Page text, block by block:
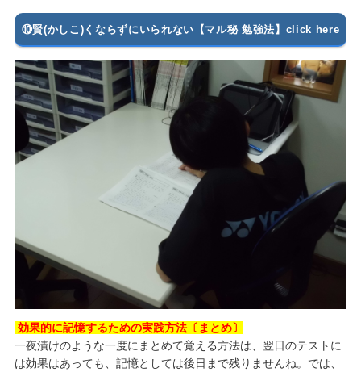
⑩賢(かしこ)くならずにいられない【マル秘 勉強法】click here
効果的に記憶するための実践方法〔まとめ〕
一夜漬けのような一度にまとめて覚える方法は、翌日のテストに
は効果はあっても、記憶としては後日まで残りませんね。では、